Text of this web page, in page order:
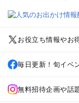
お役立ち情報やお
毎日更新！旬イベ
無料招待企画や話